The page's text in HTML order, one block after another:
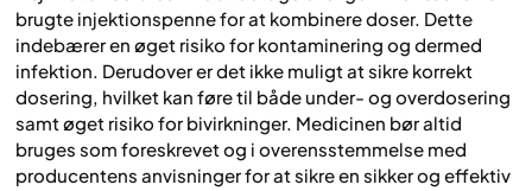
brugte injektionspenne for at kombinere doser. Dette
indebærer en øget risiko for kontaminering og dermed
infektion. Derudover er det ikke muligt at sikre korrekt
dosering, hvilket kan føre til både under- og overdosering
samt øget risiko for bivirkninger. Medicinen bør altid
bruges som foreskrevet og i overensstemmelse med
producentens anvisninger for at sikre en sikker og effektiv